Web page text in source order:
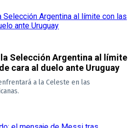
Selección Argentina al límite
cara al duelo ante Uruguay
a la Celeste en las